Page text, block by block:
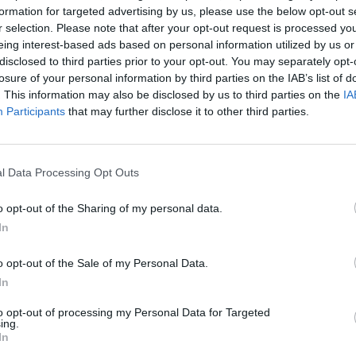
for targeted advertising by us, please use the below opt-out
selection. Please note that after your opt-out request is processed
interest-based ads based on personal information utilized by us
to third parties prior to your opt-out. You may separately
of your personal information by third parties on the IAB’s list of
This information may also be disclosed by us to third parties on the
Participants that may further disclose it to other third parties.
Data Processing Opt Outs
opt-out of the Sharing of my personal data.
opt-out of the Sale of my Personal Data.
opt-out of processing my Personal Data for Targeted
45,1 százalékkal fog zsugorodni az idén tekintettel
megszakadt exportokra és a
- ismertette vasárnap a Világbank a háború
rendes kapacitásukon alul teljesítenek. A fekete-tengeri
elesett gabonaexportjának 90 százalékától, illetve összes
portfolio.hu hírarchívumához tartozik, melynek olvasása